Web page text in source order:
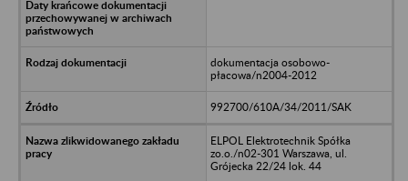
dokumentacja osobowo-
płacowa/n2004-2012
992700/610A/34/2011/SAK
ELPOL Elektrotechnik Spółka
zo.o./n02-301 Warszawa, ul.
Grójecka 22/24 lok. 44